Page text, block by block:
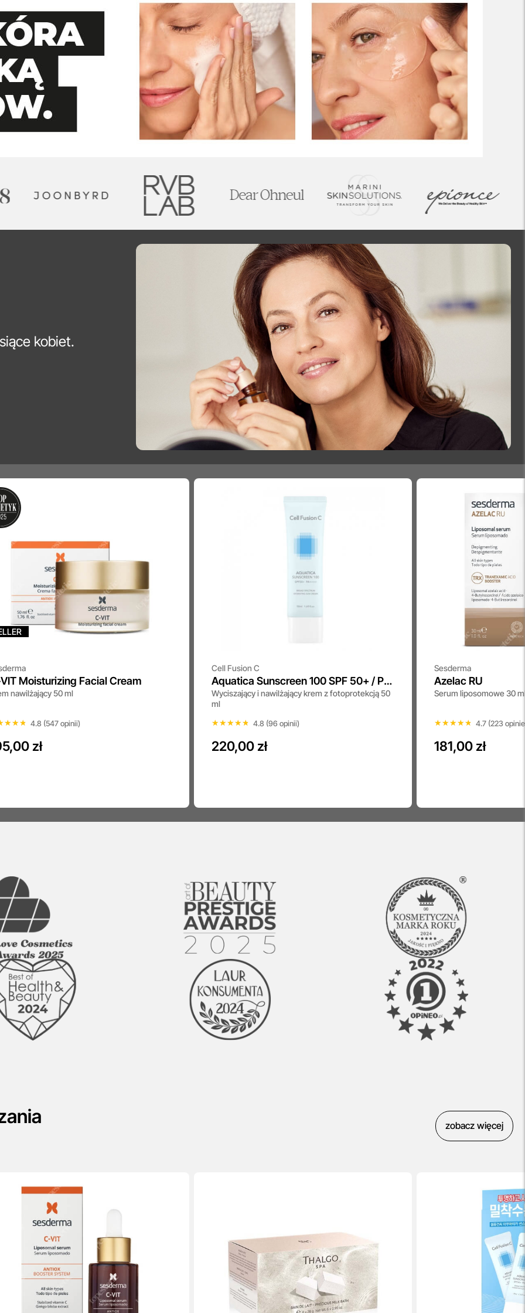
kobiet.
Moisturizing Facial Cream
nawilżający 50 ml
4.8 (547 opinii)
zł
Cell Fusion C
Aquatica Sunscreen 100 SPF 50+ / PA
++++
Wyciszający i nawilżający krem z fotoprotekcją 50
ml
★★★★★
★★★★★ 4.8 (96 opinii)
220,00 zł
Sesderma
Azelac RU
Serum liposomowe 30
★★★★★
★★★★★ 4.7 (223
181,00 zł
zobacz więcej